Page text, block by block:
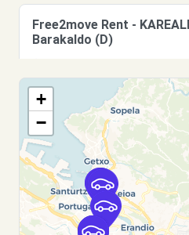
Free2move Rent -
Barakaldo (D)
Barakaldo, Bizkaia, 48903
Ver agencia
Free2Move Rent -
(O)
Ctra. Bilbao, km. 120
Barakaldo, Bizkaia, 48903
+
−